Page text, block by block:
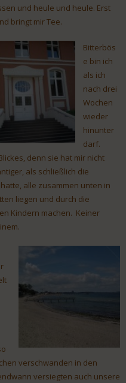
und heule und heule. Erst
bringt mir Tee.
Bitterbös
e bin ich
als ich
nach drei
Wochen
wieder
hinunter
darf.
denn sie hat mir nicht
als schließlich die
alle zusammen unten in
liegen und durch die
Kindern machen. Keiner
verschwanden in den
versiegten auch unsere